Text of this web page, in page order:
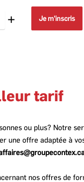
+ Je m'inscris
tarif
ou plus? Notre
une offre adaptée à
nos offres de